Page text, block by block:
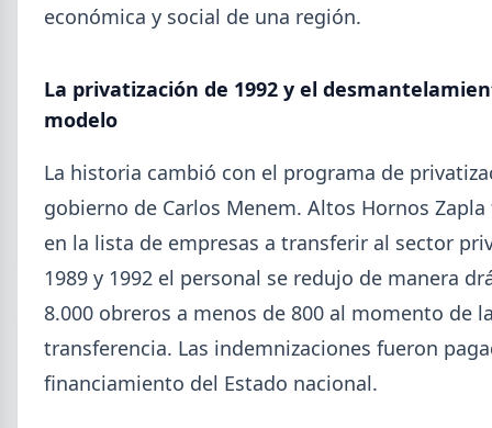
Perfiles.com.ar abrió su tercera
sucursal en zona norte: llegó a San
Isidro
La distribuidora siderometalúrgica, fundada en
Andrés Rolón, su primer punto de venta en San
Isidro.
económica y social de una región.
La privatización de 1992 y el
modelo
La historia cambió con el programa de
gobierno de Carlos Menem. Altos Hornos
en la lista de empresas a transferir al sector
1989 y 1992 el personal se redujo de manera
8.000 obreros a menos de 800 al momento de
transferencia. Las indemnizaciones fueron
financiamiento del Estado nacional.